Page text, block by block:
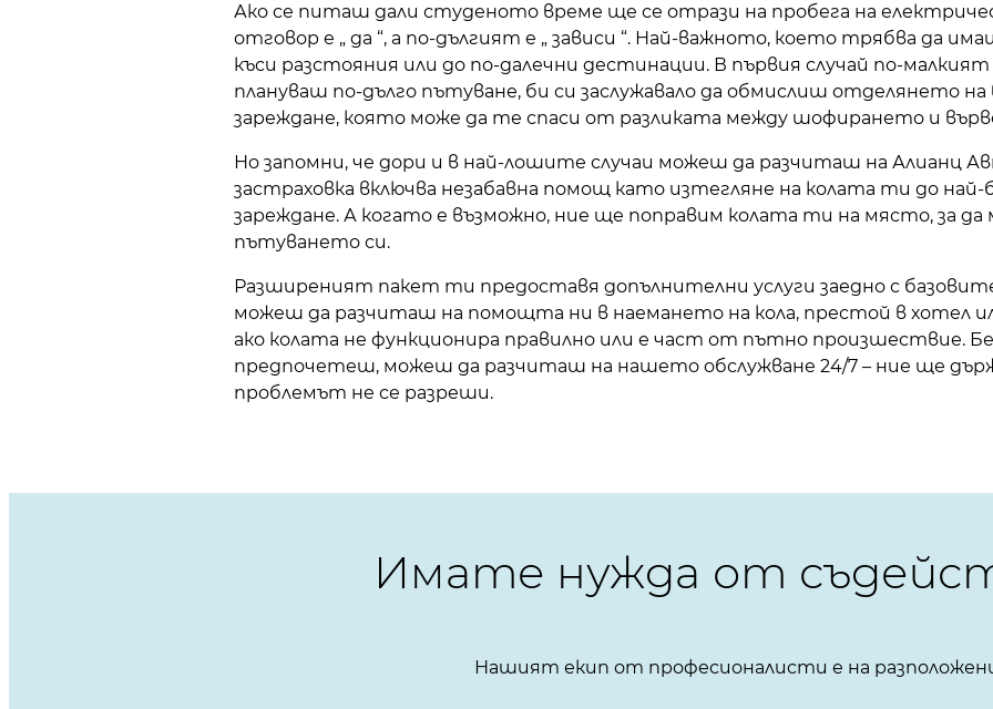
Ако се питаш дали студеното време ще се отрази на пробега на
отговор е „ да “, а по-дългият е „ зависи “. Най-важното, което трябва да
къси разстояния или до по-далечни дестинации. В първия случай по-
плануваш по-дълго пътуване, би си заслужавало да обмислиш отделянето на
зареждане, която може да те спаси от разликата между шофирането и
Но запомни, че дори и в най-лошите случаи можеш да разчиташ на Алианц
застраховка включва незабавна помощ като изтегляне на колата ти до най-
зареждане. А когато е възможно, ние ще поправим колата ти на място, за
пътуването си.
Разширеният пакет ти предоставя допълнителни услуги заедно с
можеш да разчиташ на помощта ни в наемането на кола, престой в хотел
ако колата не функционира правилно или е част от пътно произшествие.
предпочетеш, можеш да разчиташ на нашето обслужване 24/7 – ние ще
проблемът не се разреши.
Имате нужда от
Нашият екип от професионалисти е на